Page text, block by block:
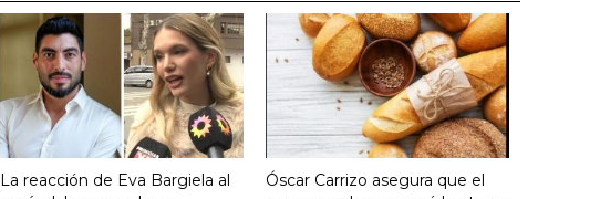
La reacción de Eva Bargiela al
Óscar Carrizo asegura que el